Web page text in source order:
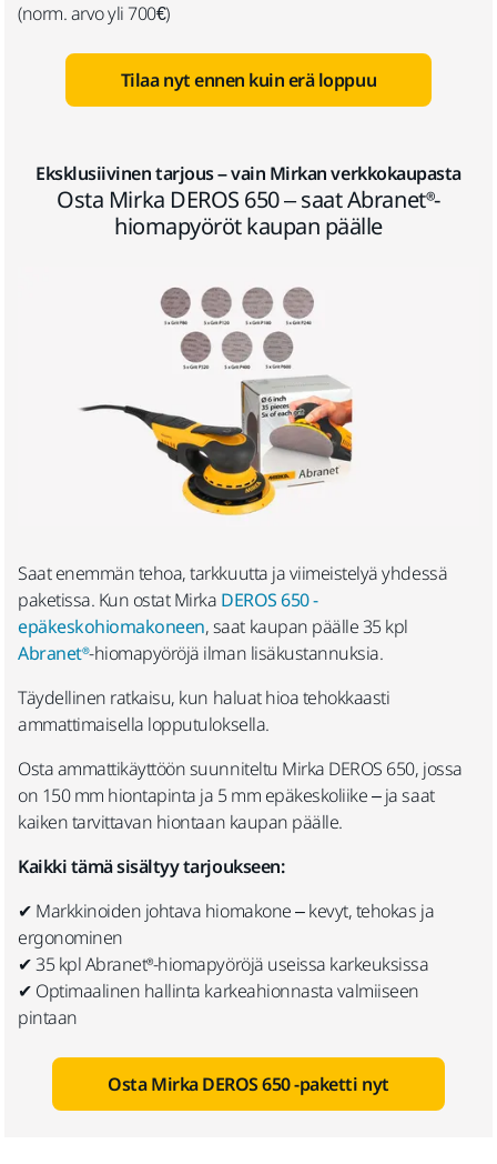
(norm. arvo yli 700€)
Tilaa nyt ennen kuin erä loppuu
Eksklusiivinen tarjous – vain Mirkan verkkokaupasta
Osta Mirka DEROS 650 – saat Abranet®-
hiomapyöröt kaupan päälle
Saat enemmän tehoa, tarkkuutta ja viimeistelyä yhdessä
paketissa. Kun ostat Mirka DEROS 650 -
epäkeskohiomakoneen, saat kaupan päälle 35 kpl
Abranet®-hiomapyöröjä ilman lisäkustannuksia.
Täydellinen ratkaisu, kun haluat hioa tehokkaasti
ammattimaisella lopputuloksella.
Osta ammattikäyttöön suunniteltu Mirka DEROS 650, jossa
on 150 mm hiontapinta ja 5 mm epäkeskoliike – ja saat
kaiken tarvittavan hiontaan kaupan päälle.
Kaikki tämä sisältyy tarjoukseen:
✔ Markkinoiden johtava hiomakone – kevyt, tehokas ja
ergonominen
✔ 35 kpl Abranet®-hiomapyöröjä useissa karkeuksissa
✔ Optimaalinen hallinta karkeahionnasta valmiiseen
pintaan
Osta Mirka DEROS 650 -paketti nyt